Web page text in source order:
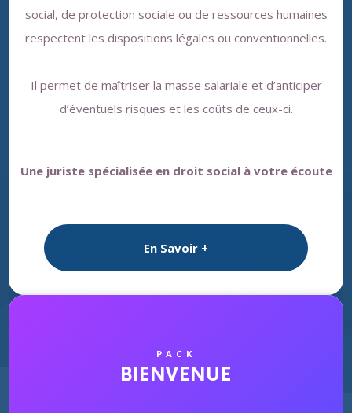
social, de protection sociale ou de ressources humaines
respectent les dispositions légales ou conventionnelles.
Il permet de maîtriser la masse salariale et d’anticiper
d’éventuels risques et les coûts de ceux-ci.
Une juriste spécialisée en droit social à votre écoute
En Savoir +
PACK
BIENVENUE